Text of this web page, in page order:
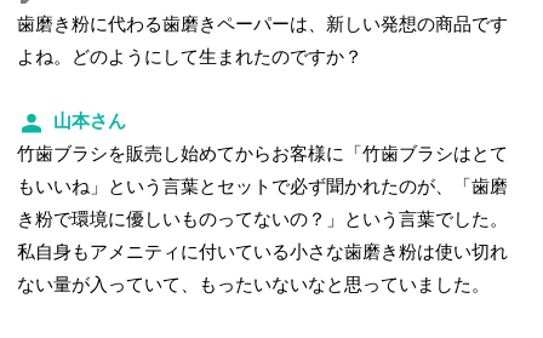
歯磨き粉に代わる歯磨きペーパーは、新しい発想の商品です
よね。どのようにして生まれたのですか？
山本さん
竹歯ブラシを販売し始めてからお客様に「竹歯ブラシはとて
もいいね」という言葉とセットで必ず聞かれたのが、「歯磨
き粉で環境に優しいものってないの？」という言葉でした。
私自身もアメニティに付いている小さな歯磨き粉は使い切れ
ない量が入っていて、もったいないなと思っていました。